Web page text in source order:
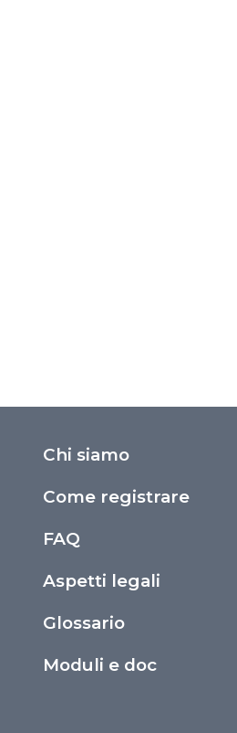
Chi siamo
Come registrare
FAQ
Aspetti legali
Glossario
Moduli e doc